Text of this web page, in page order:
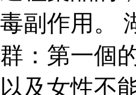
毒副作用。
群：第一個
以及女性不